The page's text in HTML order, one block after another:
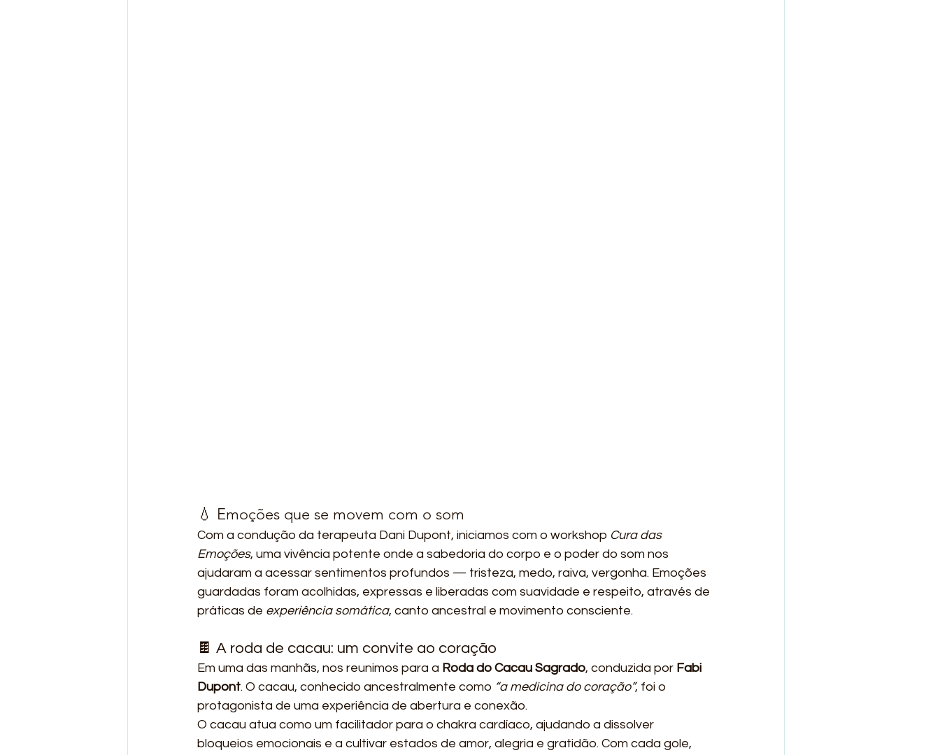
💧 Emoções que se movem com o som
Com a condução da terapeuta Dani Dupont, iniciamos com o workshop Cura das
Emoções, uma vivência potente onde a sabedoria do corpo e o poder do som nos
ajudaram a acessar sentimentos profundos — tristeza, medo, raiva, vergonha. Emoções
guardadas foram acolhidas, expressas e liberadas com suavidade e respeito, através de
práticas de experiência somática, canto ancestral e movimento consciente.
🍫 A roda de cacau: um convite ao coração
Em uma das manhãs, nos reunimos para a Roda do Cacau Sagrado, conduzida por Fabi
Dupont. O cacau, conhecido ancestralmente como “a medicina do coração”, foi o
protagonista de uma experiência de abertura e conexão.
O cacau atua como um facilitador para o chakra cardíaco, ajudando a dissolver
bloqueios emocionais e a cultivar estados de amor, alegria e gratidão. Com cada gole,